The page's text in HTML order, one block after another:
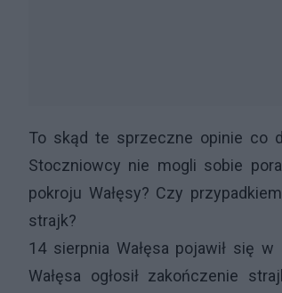
To skąd te sprzeczne opinie co
Stoczniowcy nie mogli sobie
pokroju Wałęsy? Czy
strajk?
14 sierpnia Wałęsa pojawił się
Wałęsa ogłosił zakończenie